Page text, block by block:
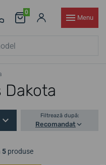
0
Menu
Dakota
Filtrează după:
Recomandat
5 produse